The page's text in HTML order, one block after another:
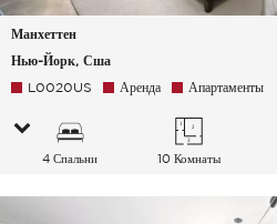
Манхеттен
Нью-Йорк, Сша
L0020US Аренда Апартаменты
4 Спальни 10 Комнаты